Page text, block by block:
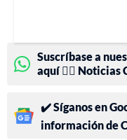
Suscríbase a
aquí 👉🏻 Noticias
✔️ Síganos en
información de